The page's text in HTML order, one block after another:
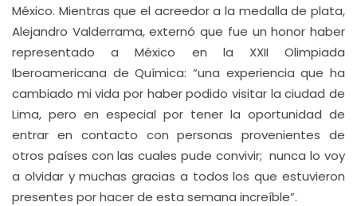
México. Mientras que el acreedor a la medalla de plata,
Alejandro Valderrama, externó que fue un honor haber
representado a México en la XXII Olimpiada
Iberoamericana de Química: “una experiencia que ha
cambiado mi vida por haber podido visitar la ciudad de
Lima, pero en especial por tener la oportunidad de
entrar en contacto con personas provenientes de
otros países con las cuales pude convivir; nunca lo voy
a olvidar y muchas gracias a todos los que estuvieron
presentes por hacer de esta semana increíble”.